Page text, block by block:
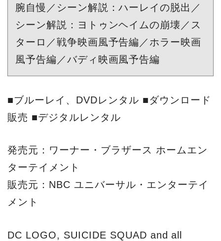
腕自慢／シーン解説：ハーレイの脱出／
シーン解説：ヨトゥンヘイムの崩壊／ス
ターロ／戦争映画風予告編／ホラー映画
風予告編／バディ映画風予告編
■ブルーレイ、DVDレンタル ■ダウンロード
販売 ■デジタルレンタル
発売元：ワーナー・ブラザース ホームエン
ターテイメント
販売元：NBC ユニバーサル・エンターテイ
メント
DC LOGO, SUICIDE SQUAD and all